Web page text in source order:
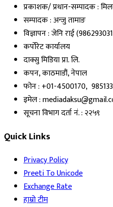
प्रकाशक/ प्रधान-सम्पादक :
सम्पादक : अन्जु तामाङ
विज्ञापन : जेनि राई
कर्पोरेट कार्यालय
दाक्सु मिडिया प्रा. लि.
कपन, काठमाडौं, नेपाल
फोन : +01-4500170,
इमेल :
सूचना विभाग दर्ता नं. : २२५९
Quick Links
Privacy Policy
Preeti To Unicode
Exchange Rate
हाम्रो टीम